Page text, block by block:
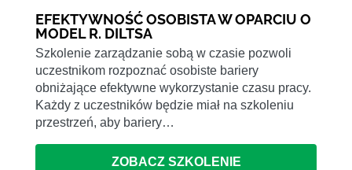
EFEKTYWNOŚĆ OSOBISTA W OPARCIU O
MODEL R. DILTSA
Szkolenie zarządzanie sobą w czasie pozwoli
uczestnikom rozpoznać osobiste bariery
obniżające efektywne wykorzystanie czasu pracy.
Każdy z uczestników będzie miał na szkoleniu
przestrzeń, aby bariery…
ZOBACZ SZKOLENIE